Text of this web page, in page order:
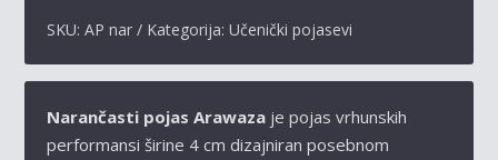
KOLIČINA
SKU:AP nar Kategorija:Učenički pojasevi
Narančasti pojas Arawaza je pojas vrhunskih
performansi širine 4 cm dizajniranposebnom